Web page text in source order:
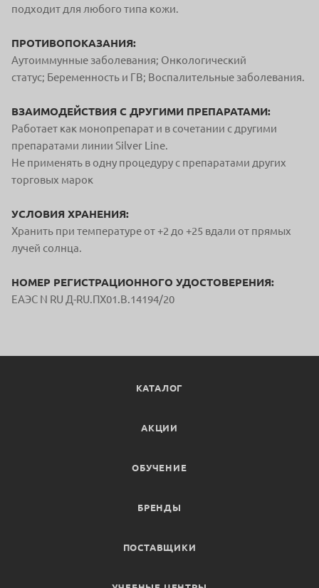
подходит для любого типа кожи.
ПРОТИВОПОКАЗАНИЯ:
Аутоиммунные заболевания; Онкологический
статус; Беременность и ГВ; Воспалительные заболевания.
ВЗАИМОДЕЙСТВИЯ С ДРУГИМИ ПРЕПАРАТАМИ:
Работает как монопрепарат и в сочетании с другими
препаратами линии Silver Line.
Не применять в одну процедуру с препаратами других
торговых марок
УСЛОВИЯ ХРАНЕНИЯ:
Хранить при температуре от +2 до +25 вдали от прямых
лучей солнца.
НОМЕР РЕГИСТРАЦИОННОГО УДОСТОВЕРЕНИЯ:
ЕАЭС N RU Д-RU.ПХ01.В.14194/20
КАТАЛОГ
АКЦИИ
ОБУЧЕНИЕ
БРЕНДЫ
ПОСТАВЩИКИ